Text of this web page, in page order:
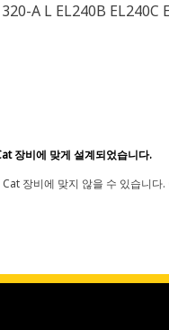
A L EL240B EL240C
장비에 맞게 설계되었습니다.
장비에 맞지 않을 수 있습니